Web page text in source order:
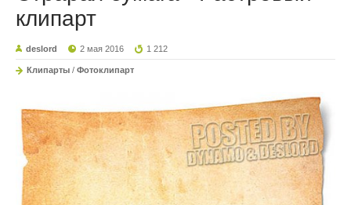
клипарт
deslord 2 мая 2016 1 212
Клипарты / Фотоклипарт